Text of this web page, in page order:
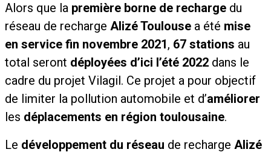
Alors que la première borne de recharge du
réseau de recharge Alizé Toulouse a été mise
en service fin novembre 2021, 67 stations au
total seront déployées d’ici l’été 2022 dans le
cadre du projet Vilagil. Ce projet a pour objectif
de limiter la pollution automobile et d’améliorer
les déplacements en région toulousaine.
Le développement du réseau de recharge Alizé